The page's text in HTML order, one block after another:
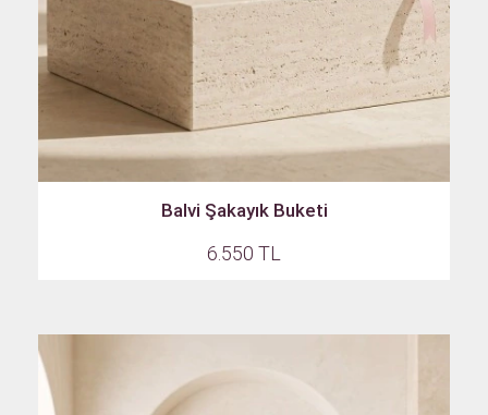
Balvi Şakayık Buketi
6.550 TL